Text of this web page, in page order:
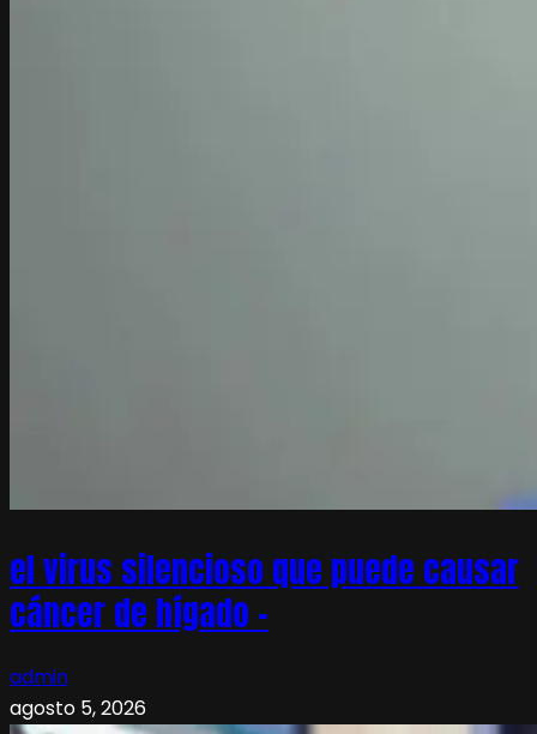
el virus silencioso que puede causar
cáncer de hígado –
admin
agosto 5, 2026